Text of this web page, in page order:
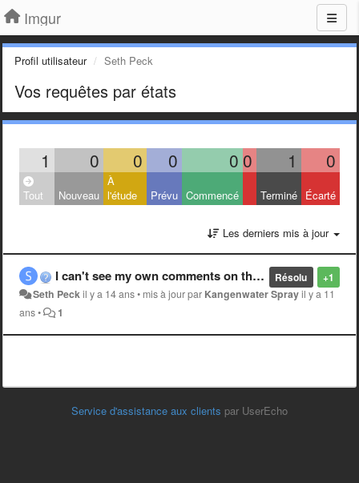
Imgur
Profil utilisateur Seth Peck
Vos requêtes par états
1 0 0 0 0 0 1 0
Tout Nouveau
À
l'étude
Prévu Commencé Terminé Écarté
Les derniers mis à jour
+1
Résolu
I can't see my own comments on the front page now?
Seth Peckil y a 14 ans• mis à jour par Kangenwater Sprayil y a 11
ans• 1
Service d'assistance aux clients par UserEcho